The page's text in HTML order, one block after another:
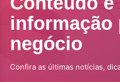
informação
negócio
Confira as últimas notícias,